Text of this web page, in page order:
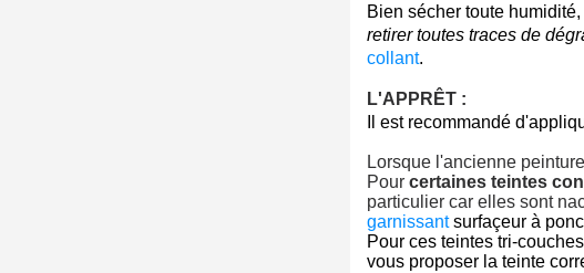
Bien sécher toute
retirer toutes traces de
collant.
L'APPRÊT :
Il est recommandé
Lorsque l'ancienne
Pour certaines teintes
particulier car elles sont
garnissant surfaçeur à
Pour ces teintes tri-
vous proposer la teinte